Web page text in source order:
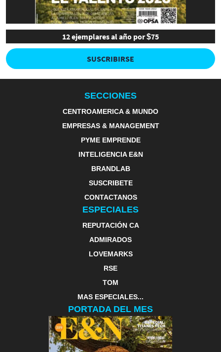
12 ejemplares al año por $75
SUSCRIBIRSE
SECCIONES
CENTROAMERICA & MUNDO
EMPRESAS & MANAGEMENT
PYME EMPRENDE
INTELIGENCIA E&N
BRANDLAB
SUSCRIBETE
CONTACTANOS
ESPECIALES
REPUTACIÓN CA
ADMIRADOS
LOVEMARKS
RSE
TOM
MAS ESPECIALES...
PORTADA DEL MES